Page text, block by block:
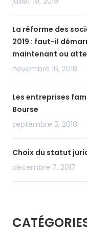
La réforme des
2019 : faut-il
maintenant ou
novembre 16, 2018
Les entreprises
Bourse
septembre 3, 2018
Choix du statut
décembre 7, 2017